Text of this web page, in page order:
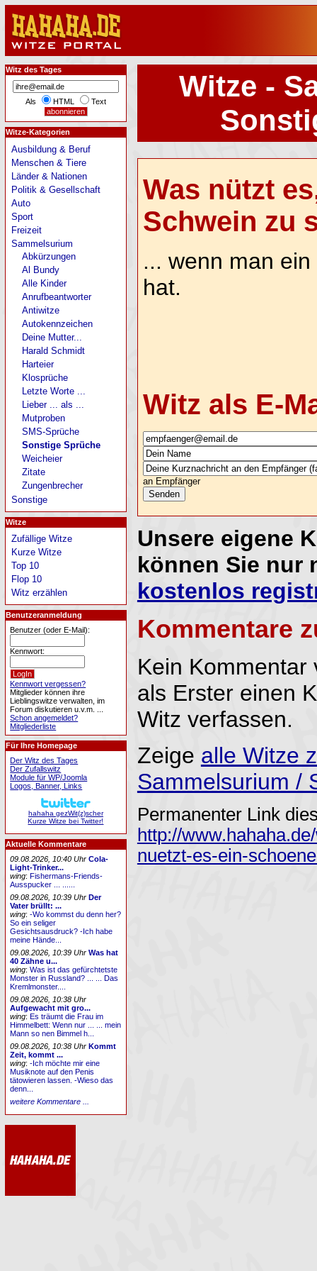
Witze -
Was nützt
Schwein zu
... wenn man
hat.
Witz als E-
an Empfänger
Unsere eigene
können Sie nur
kostenlos
Kommentare
Kein Kommentar
als Erster einen
Witz verfassen.
Zeige alle Witze
Sammelsurium /
Permanenter Link
http://
nuetzt-es-ein-
Witz des Tages
Als HTML Text
Witze-Kategorien
Ausbildung & Beruf
Menschen & Tiere
Länder & Nationen
Politik & Gesellschaft
Auto
Sport
Freizeit
Sammelsurium
Abkürzungen
Al Bundy
Alle Kinder
Anrufbeantworter
Antiwitze
Autokennzeichen
Deine Mutter...
Harald Schmidt
Harteier
Klosprüche
Letzte Worte ...
Lieber ... als ...
Mutproben
SMS-Sprüche
Sonstige Sprüche
Weicheier
Zitate
Zungenbrecher
Sonstige
Witze
Zufällige Witze
Kurze Witze
Top 10
Flop 10
Witz erzählen
Benutzeranmeldung
Benutzer (oder E-Mail):
Kennwort:
Kennwort vergessen?
Mitglieder können ihre
Lieblingswitze verwalten, im
Forum diskutieren u.v.m. ...
Schon angemeldet?
Mitgliederliste
Für Ihre Homepage
Der Witz des Tages
Der Zufallswitz
Module für WP/Joomla
Logos, Banner, Links
hahaha gezWit(z)scher
Kurze Witze bei Twitter!
Aktuelle Kommentare
09.08.2026, 10:40 Uhr Cola-
Light-Trinker...
wing:Fishermans-Friends-
Ausspucker ... ......
09.08.2026, 10:39 Uhr Der
Vater brüllt: ...
wing:-Wo kommst du denn her?
So ein seliger
Gesichtsausdruck? -Ich habe
meine Hände...
09.08.2026, 10:39 Uhr Was hat
40 Zähne u...
wing:Was ist das gefürchtetste
Monster in Russland? ... ... Das
Kremlmonster....
09.08.2026, 10:38 Uhr
Aufgewacht mit gro...
wing:Es träumt die Frau im
Himmelbett: Wenn nur ... ... mein
Mann so nen Bimmel h...
09.08.2026, 10:38 Uhr Kommt
Zeit, kommt ...
wing:-Ich möchte mir eine
Musiknote auf den Penis
tätowieren lassen. -Wieso das
denn...
weitere Kommentare ...